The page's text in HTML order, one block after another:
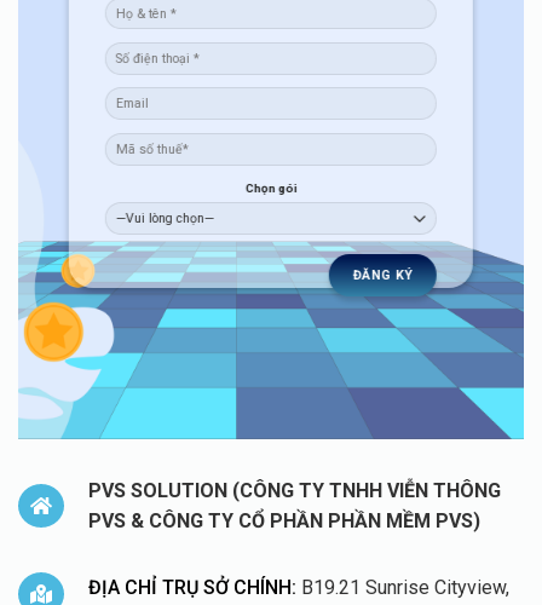
Chọn gói
PVS SOLUTION (CÔNG TY TNHH VIỄN THÔNG
PVS & CÔNG TY CỔ PHẦN PHẦN MỀM PVS)
ĐỊA CHỈ TRỤ SỞ CHÍNH: B19.21 Sunrise Cityview,